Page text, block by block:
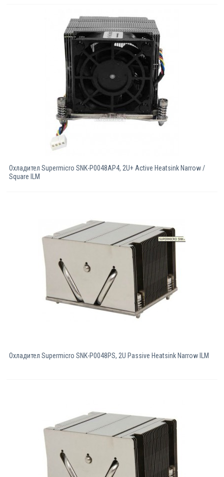
Охладител Supermicro SNK-P0048AP4, 2U+ Active Heatsink Narrow /
Square ILM
Охладител Supermicro SNK-P0048PS, 2U Passive Heatsink Narrow ILM